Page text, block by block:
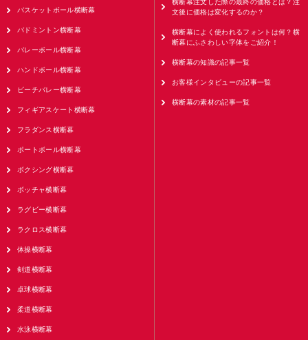
バスケットボール横断幕
バドミントン横断幕
バレーボール横断幕
ハンドボール横断幕
ビーチバレー横断幕
フィギアスケート横断幕
フラダンス横断幕
ポートボール横断幕
ボクシング横断幕
ボッチャ横断幕
ラグビー横断幕
ラクロス横断幕
体操横断幕
剣道横断幕
卓球横断幕
柔道横断幕
水泳横断幕
文後に価格は変化するのか？
横断幕によく使われるフォントは何？横
断幕にふさわしい字体をご紹介！
横断幕の知識の記事一覧
お客様インタビューの記事一覧
横断幕の素材の記事一覧